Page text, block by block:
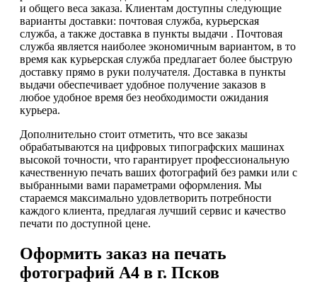
и общего веса заказа. Клиентам доступны следующие
варианты доставки: почтовая служба, курьерская
служба, а также доставка в пункты выдачи . Почтовая
служба является наиболее экономичным вариантом, в то
время как курьерская служба предлагает более быструю
доставку прямо в руки получателя. Доставка в пункты
выдачи обеспечивает удобное получение заказов в
любое удобное время без необходимости ожидания
курьера.
Дополнительно стоит отметить, что все заказы
обрабатываются на цифровых типографских машинах
высокой точности, что гарантирует профессиональную
качественную печать ваших фотографий без рамки или с
выбранными вами параметрами оформления. Мы
стараемся максимально удовлетворить потребности
каждого клиента, предлагая лучший сервис и качество
печати по доступной цене.
Оформить заказ на печать
фотографий А4 в г. Псков